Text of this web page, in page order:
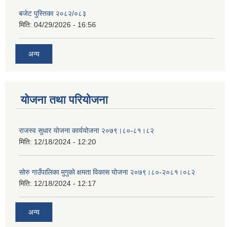
बजेट पुस्तिका २०८२/०८३
मिति: 04/29/2026 - 16:56
अन्य
योजना तथा परियोजना
राजस्व सुधार योजना कार्ययोजना २०७९।८०-८१।८२
मिति: 12/18/2024 - 12:20
सोरु गाउँपालिका मुगुको क्षमता विकास योजना २०७९।८०-२०८१।०८२
मिति: 12/18/2024 - 12:17
अन्य